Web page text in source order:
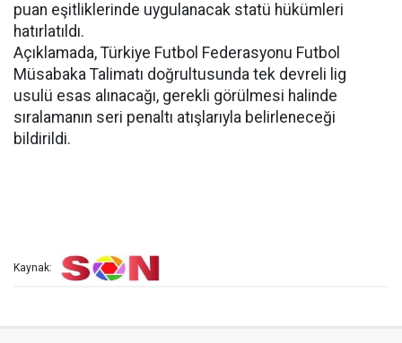
puan eşitliklerinde uygulanacak statü hükümleri
hatırlatıldı.
Açıklamada, Türkiye Futbol Federasyonu Futbol
Müsabaka Talimatı doğrultusunda tek devreli lig
usulü esas alınacağı, gerekli görülmesi halinde
sıralamanın seri penaltı atışlarıyla belirleneceği
bildirildi.
Kaynak: